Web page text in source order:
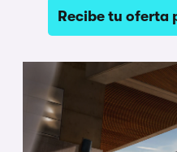
Recibe tu oferta